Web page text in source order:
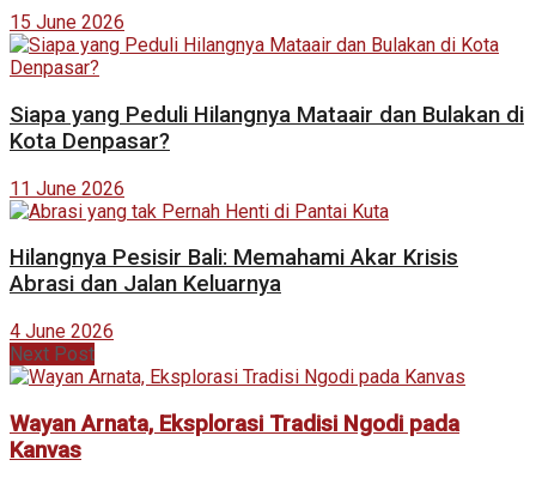
15 June 2026
Siapa yang Peduli Hilangnya Mataair dan Bulakan di
Kota Denpasar?
11 June 2026
Hilangnya Pesisir Bali: Memahami Akar Krisis
Abrasi dan Jalan Keluarnya
4 June 2026
Next Post
Wayan Arnata, Eksplorasi Tradisi Ngodi pada
Kanvas